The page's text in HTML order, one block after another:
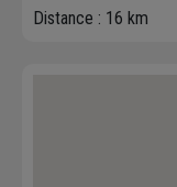
Distance : 16 km